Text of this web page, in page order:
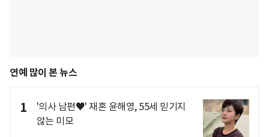
연예 많이 본 뉴스
1
'의사 남편♥' 재혼 윤해영, 55세 믿기지
않는 미모